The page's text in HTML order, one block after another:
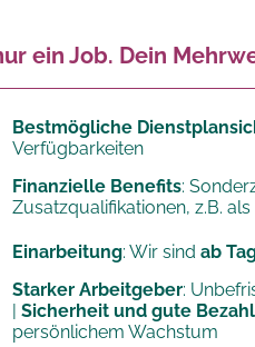
ein Job. Dein
Bestmögliche
Verfügbarkeiten
Finanzielle Benefits:
Zusatzqualifikationen, z.B.
Einarbeitung: Wir sindab
Starker Arbeitgeber:
|Sicherheit und gute
persönlichem Wachstum